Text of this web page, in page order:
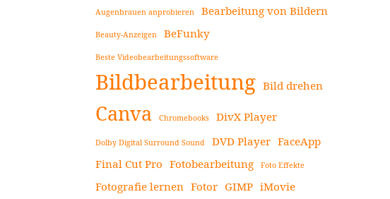
Seitenleiste
Augenbrauen anprobieren Bearbeitung von Bildern
Beauty-Anzeigen BeFunky
Beste Videobearbeitungssoftware
Bildbearbeitung Bild drehen
Canva Chromebooks DivX Player
Dolby Digital Surround Sound DVD Player FaceApp
Final Cut Pro Fotobearbeitung Foto Effekte
Fotografie lernen Fotor GIMP iMovie